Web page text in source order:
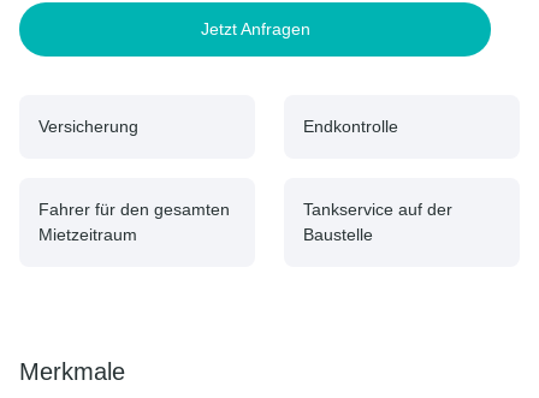
Jetzt Anfragen
Versicherung Endkontrolle
Fahrer für den gesamten
Mietzeitraum
Tankservice auf der
Baustelle
Merkmale